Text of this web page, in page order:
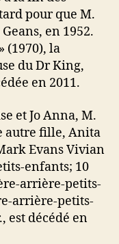
pour que M.
en 1952.
(1970), la
du Dr King,
en 2011.
et Jo Anna, M.
autre fille, Anita
Evans Vivian
enfants; 10
arrière-petits-
arrière-petits-
est décédé en